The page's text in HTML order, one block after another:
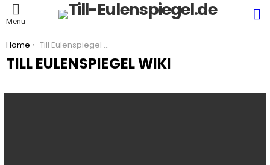
Menu
You are here:
Home Till Eulenspiegel WIKI
TILL EULENSPIEGEL WIKI